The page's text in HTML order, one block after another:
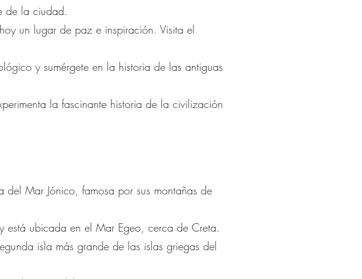
de la ciudad.
un lugar de paz e inspiración. Visita el
y sumérgete en la historia de las antiguas
la fascinante historia de la civilización
Mar Jónico, famosa por sus montañas de
está ubicada en el Mar Egeo, cerca de Creta.
isla más grande de las islas griegas del